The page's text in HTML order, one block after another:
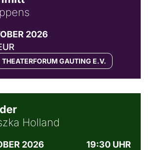
2026
THEATERFORUM GAUTING E.V.
Holland
2026
19:30 UHR